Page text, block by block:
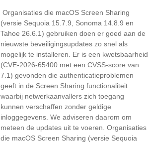
Organisaties die macOS Screen Sharing
(versie Sequoia 15.7.9, Sonoma 14.8.9 en
Tahoe 26.6.1) gebruiken doen er goed aan de
nieuwste beveiligingsupdates zo snel als
mogelijk te installeren. Er is een kwetsbaarheid
(CVE-2026-65400 met een CVSS-score van
7.1) gevonden die authenticatieproblemen
geeft in de Screen Sharing functionaliteit
waarbij netwerkaanvallers zich toegang
kunnen verschaffen zonder geldige
inloggegevens. We adviseren daarom om
meteen de updates uit te voeren. Organisaties
die macOS Screen Sharing (versie Sequoia